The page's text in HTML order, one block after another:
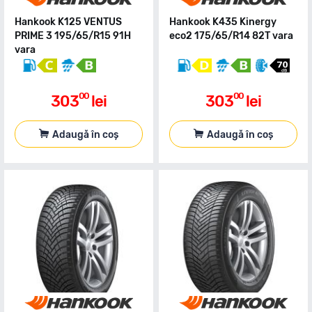
Hankook K125 VENTUS
PRIME 3 195/65/R15 91H
vara
30300 lei
Adaugă în coș
Hankook K435 Kinergy
eco2 175/65/R14 82T vara
30300 lei
Adaugă în coș